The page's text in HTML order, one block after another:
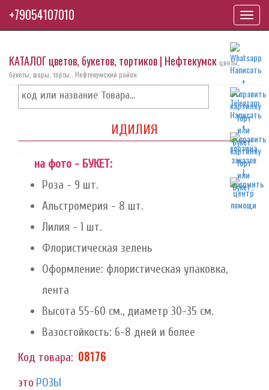
КАТАЛОГ цветов, букетов, тортиков | Нефтекумск цветы,
букеты, шары, торты.. Нефтекумский район
ИДИЛИЯ
на фото - БУКЕТ:
Роза - 9 шт.
Альстромерия - 8 шт.
Лилия - 1 шт.
Флористическая зелень
Оформление: флористическая упаковка,
лента
Высота 55-60 см., диаметр 30-35 см.
Вазостойкость: 6-8 дней и более
Код товара: 08176
это РОЗЫ
+79054107010